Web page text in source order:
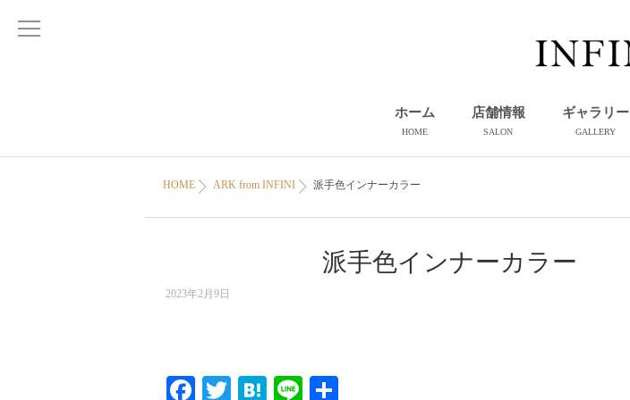
ホーム
HOME
店舗情報
SALON
ギャラリー
GALLERY
HOME ARK from INFINI 派手色インナーカラー
派手色インナーカラー
2023年2月9日
Facebook
TwitterHatena
Line